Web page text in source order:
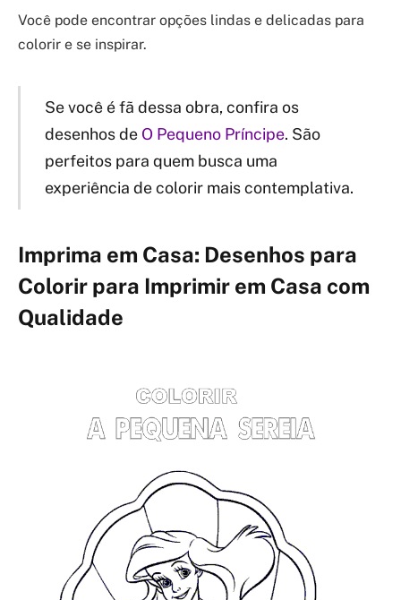
Você pode encontrar opções lindas e delicadas para
colorir e se inspirar.
Se você é fã dessa obra, confira os
desenhos de O Pequeno Príncipe. São
perfeitos para quem busca uma
experiência de colorir mais contemplativa.
Imprima em Casa: Desenhos para
Colorir para Imprimir em Casa com
Qualidade